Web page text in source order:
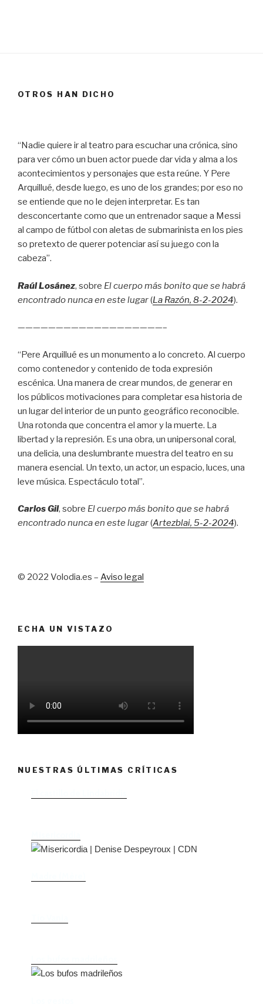
OTROS HAN DICHO
“Nadie quiere ir al teatro para escuchar una crónica, sino
para ver cómo un buen actor puede dar vida y alma a los
acontecimientos y personajes que esta reúne. Y Pere
Arquillué, desde luego, es uno de los grandes; por eso no
se entiende que no le dejen interpretar. Es tan
desconcertante como que un entrenador saque a Messi
al campo de fútbol con aletas de submarinista en los pies
so pretexto de querer potenciar así su juego con la
cabeza”.
Raúl Losánez, sobre El cuerpo más bonito que se habrá
encontrado nunca en este lugar(La Razón, 8-2-2024).
———————————————————–
“Pere Arquillué es un monumento a lo concreto. Al cuerpo
como contenedor y contenido de toda expresión
escénica. Una manera de crear mundos, de generar en
los públicos motivaciones para completar esa historia de
un lugar del interior de un punto geográfico reconocible.
Una rotonda que concentra el amor y la muerte. La
libertad y la represión. Es una obra, un unipersonal coral,
una delicia, una deslumbrante muestra del teatro en su
manera esencial. Un texto, un actor, un espacio, luces, una
leve música. Espectáculo total”.
Carlos Gil, sobre El cuerpo más bonito que se habrá
encontrado nunca en este lugar(Artezblai, 5-2-2024).
© 2022 Volodia.es – Aviso legal
ECHA UN VISTAZO
NUESTRAS ÚLTIMAS CRÍTICAS